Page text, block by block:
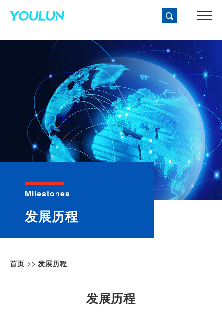
Milestones
发展历程
首页 >> 发展历程
发展历程